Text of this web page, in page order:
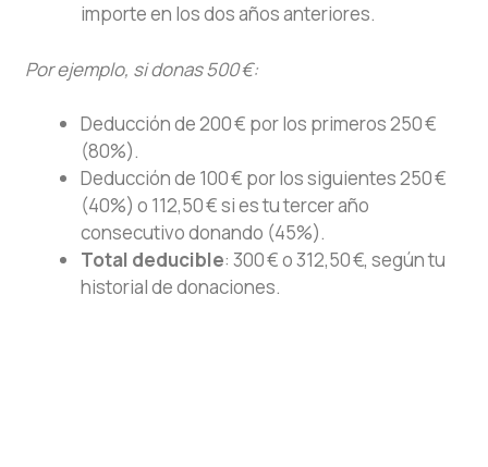
importe en los dos años anteriores.
Por ejemplo, si donas 500 €:
Deducción de 200 € por los primeros 250 €
(80%).
Deducción de 100 € por los siguientes 250 €
(40%) o 112,50 € si es tu tercer año
consecutivo donando (45%).
Total deducible: 300 € o 312,50 €, según tu
historial de donaciones.